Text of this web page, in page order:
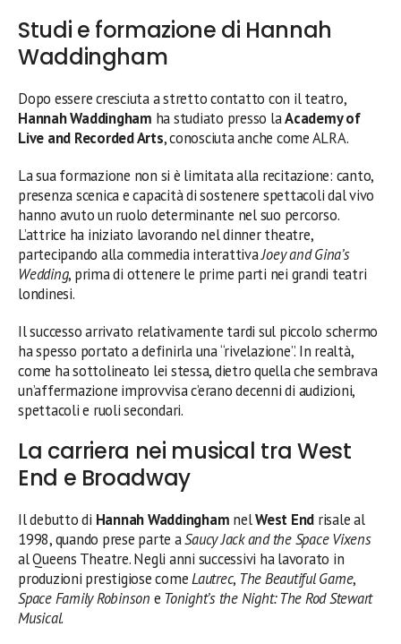
Studi e formazione di Hannah
Waddingham
Dopo essere cresciuta a stretto contatto con il teatro,
Hannah Waddingham ha studiato presso laAcademy of
Live and Recorded Arts, conosciuta anche come ALRA.
La sua formazione non si è limitata alla recitazione: canto,
presenza scenica e capacità di sostenere spettacoli dal vivo
hanno avuto un ruolo determinante nel suo percorso.
L’attrice ha iniziato lavorando nel dinner theatre,
partecipando alla commedia interattivaJoey and Gina’s
Wedding, prima di ottenere le prime parti nei grandi teatri
londinesi.
Il successo arrivato relativamente tardi sul piccolo schermo
ha spesso portato a definirla una “rivelazione”. In realtà,
come ha sottolineato lei stessa, dietro quella che sembrava
un’affermazione improvvisa c’erano decenni di audizioni,
spettacoli e ruoli secondari.
La carriera nei musical tra West
End e Broadway
Il debutto di Hannah Waddingham nelWest End risale al
1998, quando prese parte aSaucy Jack and the Space Vixens
al Queens Theatre. Negli anni successivi ha lavorato in
produzioni prestigiose comeLautrec, The Beautiful Game,
Space Family Robinson e Tonight’s the Night: The Rod Stewart
Musical.